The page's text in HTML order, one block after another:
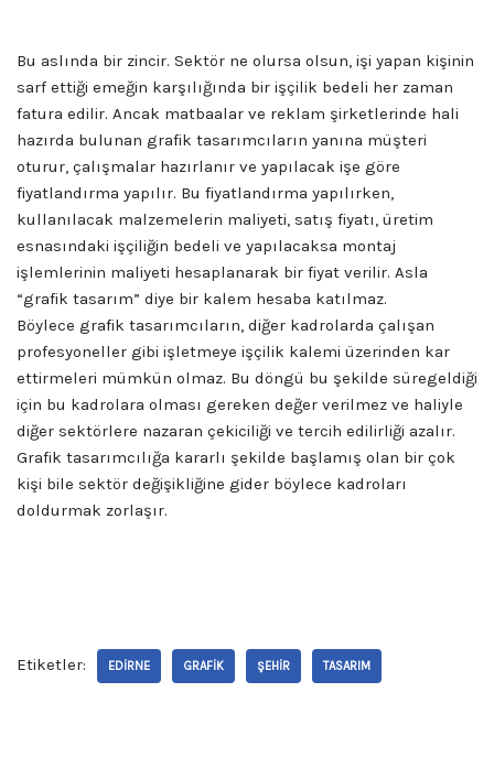
Bu aslında bir zincir. Sektör ne olursa olsun, işi yapan kişinin
sarf ettiği emeğin karşılığında bir işçilik bedeli her zaman
fatura edilir. Ancak matbaalar ve reklam şirketlerinde hali
hazırda bulunan grafik tasarımcıların yanına müşteri
oturur, çalışmalar hazırlanır ve yapılacak işe göre
fiyatlandırma yapılır. Bu fiyatlandırma yapılırken,
kullanılacak malzemelerin maliyeti, satış fiyatı, üretim
esnasındaki işçiliğin bedeli ve yapılacaksa montaj
işlemlerinin maliyeti hesaplanarak bir fiyat verilir. Asla
“grafik tasarım” diye bir kalem hesaba katılmaz.
Böylece grafik tasarımcıların, diğer kadrolarda çalışan
profesyoneller gibi işletmeye işçilik kalemi üzerinden kar
ettirmeleri mümkün olmaz. Bu döngü bu şekilde süregeldiği
için bu kadrolara olması gereken değer verilmez ve haliyle
diğer sektörlere nazaran çekiciliği ve tercih edilirliği azalır.
Grafik tasarımcılığa kararlı şekilde başlamış olan bir çok
kişi bile sektör değişikliğine gider böylece kadroları
doldurmak zorlaşır.
Etiketler: EDIRNE GRAFIK ŞEHIR TASARIM